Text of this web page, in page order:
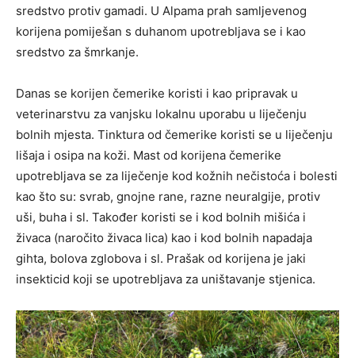
sredstvo protiv gamadi. U Alpama prah samljevenog
korijena pomiješan s duhanom upotrebljava se i kao
sredstvo za šmrkanje.
Danas se korijen čemerike koristi i kao pripravak u
veterinarstvu za vanjsku lokalnu uporabu u liječenju
bolnih mjesta. Tinktura od čemerike koristi se u liječenju
lišaja i osipa na koži. Mast od korijena čemerike
upotrebljava se za liječenje kod kožnih nečistoća i bolesti
kao što su: svrab, gnojne rane, razne neuralgije, protiv
uši, buha i sl. Također koristi se i kod bolnih mišića i
živaca (naročito živaca lica) kao i kod bolnih napadaja
gihta, bolova zglobova i sl. Prašak od korijena je jaki
insekticid koji se upotrebljava za uništavanje stjenica.